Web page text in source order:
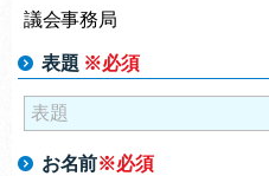
議会事務局
表題 ※必須
お名前※必須